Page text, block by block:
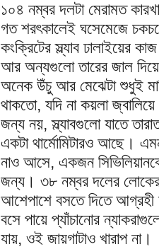
১০৪ নম্বর দলটা মেরামত
গত শরৎকালেই ঘসেমেজে
কংক্রিটের স্ল্যাব ঢালাইয়ের
আর অন্যগুলো তারের জাল দিয়ে
অনেক উঁচু আর মেঝেটা শুধুই
থাকতো, যদি না কয়লা
জন্য নয়, স্ল্যাবগুলো যাতে
একটা থার্মোমিটারও আছে।
নাও আসে, একজন সিভিলিয়ানকে
জন্য। ৩৮ নম্বর দলের লোকেরা
আশেপাশে বসতে দিতে আগ্রহী
বসে পায়ে প্যাঁচানোর
যায়, ওই জায়গাটাও খারাপ না।